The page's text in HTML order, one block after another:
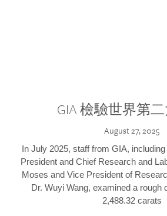
GIA 檢驗世界第
August 27, 2025
In July 2025, staff from GIA,
President and Chief Research and
Moses and Vice President of
Dr. Wuyi Wang, examined a rough
2,488.32 carats